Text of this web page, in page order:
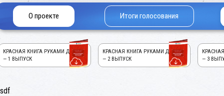
О проекте Итоги голосования
КРАСНАЯ КНИГА РУКАМИ ДЕТЕЙ!
— 1 ВЫПУСК
КРАСНАЯ КНИГА РУКАМИ ДЕТЕЙ!
— 2 ВЫПУСК
— 3
sdf